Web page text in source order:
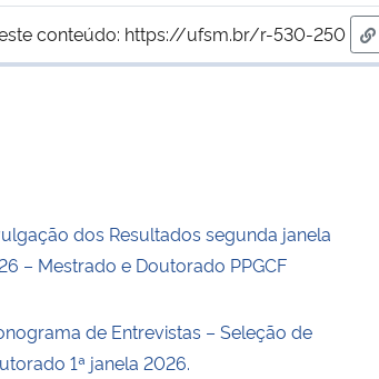
conteúdo: https://ufsm.br/r-530-250
dos Resultados segunda janela
– Mestrado e Doutorado PPGCF
de Entrevistas – Seleção de
1ª janela 2026.